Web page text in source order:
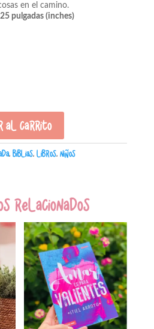
en el camino.
pulgadas (inches)
al carrito
, Biblias, Libros, Niños
relacionados